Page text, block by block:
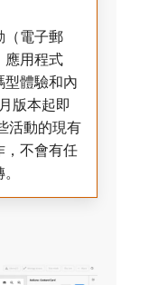
（電子郵
應用程式
型體驗和內
版本起即
活動的現有
，不會有任